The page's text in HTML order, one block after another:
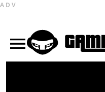
ADV